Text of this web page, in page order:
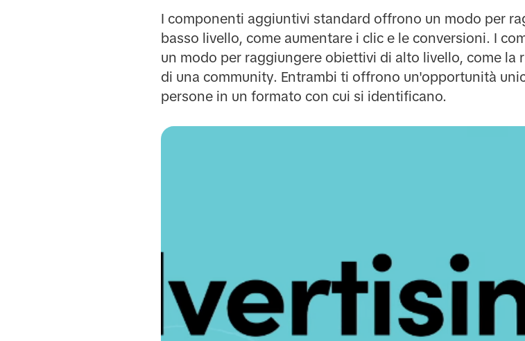
I componenti aggiuntivi standard offrono un modo per
basso livello, come aumentare i clic e le conversioni. I
un modo per raggiungere obiettivi di alto livello, come la
di una community. Entrambi ti offrono un'opportunità
persone in un formato con cui si identificano.